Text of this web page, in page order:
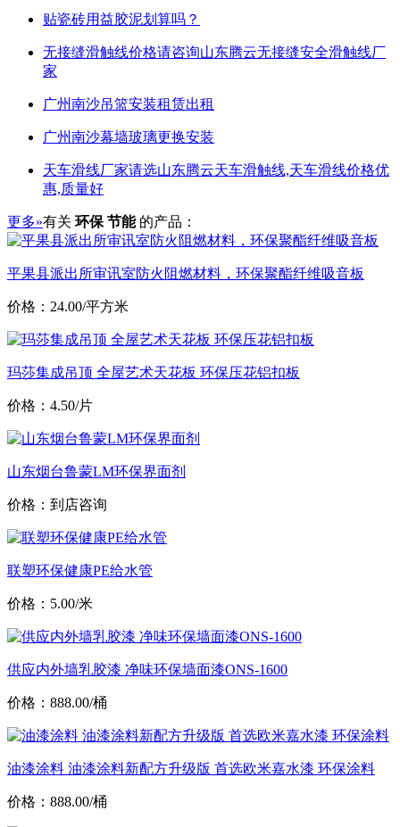
贴瓷砖用益胶泥划算吗？
无接缝滑触线价格请咨询山东腾云无接缝安全滑触线厂
家
广州南沙吊篮安装租赁出租
广州南沙幕墙玻璃更换安装
天车滑线厂家请选山东腾云天车滑触线,天车滑线价格优
惠,质量好
更多»有关 环保 节能 的产品：
平果县派出所审讯室防火阻燃材料，环保聚酯纤维吸音板
价格：24.00/平方米
玛莎集成吊顶 全屋艺术天花板 环保压花铝扣板
价格：4.50/片
山东烟台鲁蒙LM环保界面剂
价格：到店咨询
联塑环保健康PE给水管
价格：5.00/米
供应内外墙乳胶漆 净味环保墙面漆ONS-1600
价格：888.00/桶
油漆涂料 油漆涂料新配方升级版 首选欧米嘉水漆 环保涂料
价格：888.00/桶